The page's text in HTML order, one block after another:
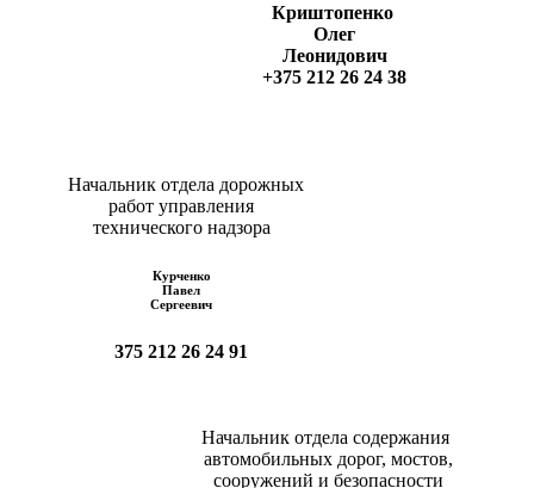
Криштопенко
Олег
Леонидович
+375 212 26 24 38
Начальник отдела дорожных
работ управления
технического надзора
Курченко
Павел
Сергеевич
375 212 26 24 91
Начальник отдела содержания
автомобильных дорог, мостов,
сооружений и безопасности